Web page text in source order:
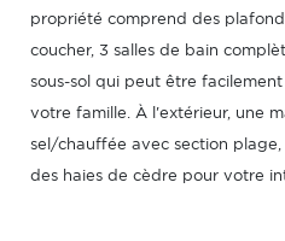
propriété comprend des
coucher, 3 salles de bain
sous-sol qui peut être
votre famille. À l'extérieur, une
sel/chauffée avec section
des haies de cèdre pour votre